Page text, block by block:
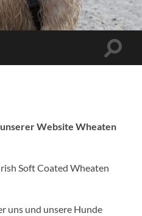
Wheaten
vom
Melzerland
Website Wheaten
Soft Coated Wheaten
uns und unsere Hunde